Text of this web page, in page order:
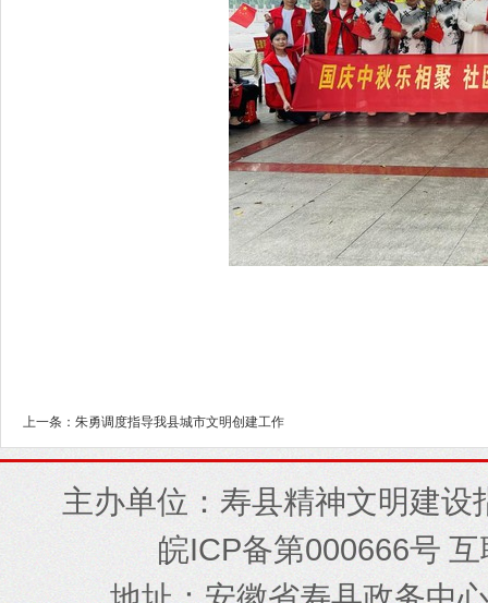
上一条：朱勇调度指导我县城市文明创建工作
主办单位：寿县精神文明建
皖ICP备第000666号